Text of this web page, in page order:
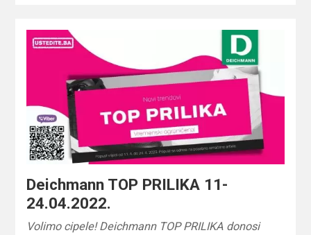
Deichmann TOP PRILIKA 11-
24.04.2022.
Volimo cipele! Deichmann TOP PRILIKA donosi